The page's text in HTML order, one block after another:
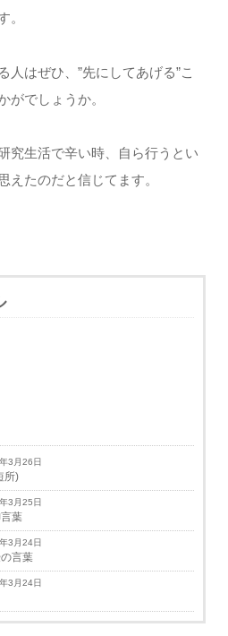
。
人はぜひ、”先にしてあげる”こ
がでしょうか。
究生活で辛い時、自ら行うとい
えたのだと信じてます。
3月26日
所)
3月25日
葉
3月24日
言葉
3月24日